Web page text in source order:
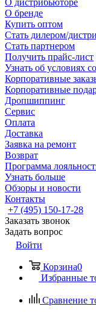
О дистрибьюторе
О бренде
Купить оптом
Стать дилером/
Стать партнером
Получить прайс-лист
Узнать об условиях
Корпоративные
Корпоративные
Дропшиппинг
Сервис
Оплата
Доставка
Заявка на ремонт
Возврат
Программа
Узнать больше
Обзоры и новости
Контакты
+7 (495) 150-17-28
Заказать звонок
Задать вопрос
Войти
Корзина0
Избранные
Сравнение